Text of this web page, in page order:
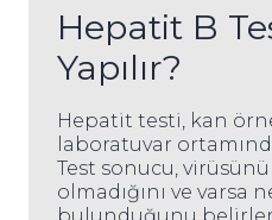
Hepatit B
Yapılır?
Hepatit testi, kan
laboratuvar
Test sonucu,
olmadığını ve varsa
bulunduğunu